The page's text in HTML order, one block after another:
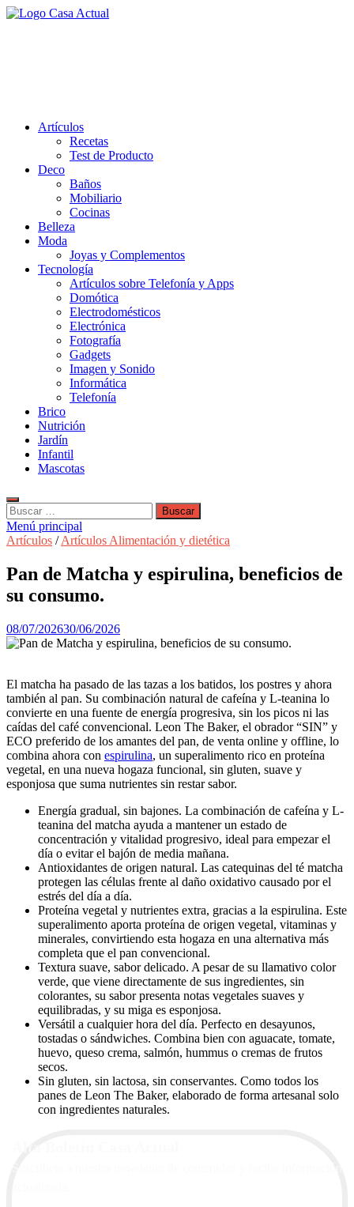
Saltar
Artículos
Recetas
Test de Producto
Deco
Baños
Mobiliario
Cocinas
Belleza
Moda
Joyas y Complementos
Tecnología
Artículos sobre Telefonía y Apps
Domótica
Electrodomésticos
Electrónica
Fotografía
Gadgets
Imagen y Sonido
Informática
Telefonía
Brico
Nutrición
Jardín
Infantil
Mascotas
Buscar:
Menú principal
Artículos /Artículos Alimentación y dietética
Pan de Matcha y espirulina, beneficios de
su consumo.
08/07/202630/06/2026
El matcha ha pasado de las tazas a los batidos, los postres y ahora
también al pan. Su combinación natural de cafeína y L-teanina lo
convierte en una fuente de energía progresiva, sin los picos ni las
caídas del café convencional. Leon The Baker, el obrador “SIN” y
ECO preferido de los amantes del pan, de venta online y offline, lo
combina ahora con espirulina, un superalimento rico en proteína
vegetal, en una nueva hogaza funcional, sin gluten, suave y
esponjosa que suma nutrientes sin restar sabor.
Energía gradual, sin bajones. La combinación de cafeína y L-
teanina del matcha ayuda a mantener un estado de
concentración y vitalidad progresivo, ideal para empezar el
día o evitar el bajón de media mañana.
Antioxidantes de origen natural. Las catequinas del té matcha
protegen las células frente al daño oxidativo causado por el
estrés del día a día.
Proteína vegetal y nutrientes extra, gracias a la espirulina. Este
superalimento aporta proteína de origen vegetal, vitaminas y
minerales, convirtiendo esta hogaza en una alternativa más
completa que el pan convencional.
Textura suave, sabor delicado. A pesar de su llamativo color
verde, que viene directamente de sus ingredientes, sin
colorantes, su sabor presenta notas vegetales suaves y
equilibradas, y su miga es esponjosa.
Versátil a cualquier hora del día. Perfecto en desayunos,
tostadas o sándwiches. Combina bien con aguacate, tomate,
huevo, queso crema, salmón, hummus o cremas de frutos
secos.
Sin gluten, sin lactosa, sin conservantes. Como todos los
panes de Leon The Baker, elaborado de forma artesanal solo
con ingredientes naturales.